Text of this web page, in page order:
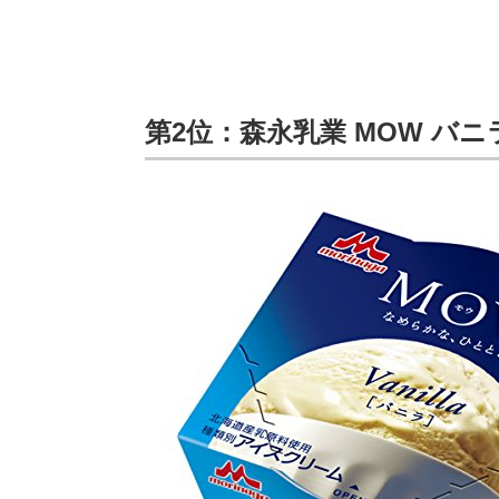
第2位：森永乳業 MOW バニ